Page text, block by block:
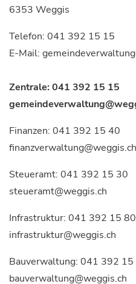
6353 Weggis
Telefon: 041 392 15 15
E-Mail:
Zentrale: 041 392 15 15
Finanzen: 041 392 15 40
finanzverwaltung@weggis.ch
Steueramt: 041 392 15 30
steueramt@weggis.ch
Infrastruktur: 041 392 15 80
infrastruktur@weggis.ch
Bauverwaltung: 041 392 15
bauverwaltung@weggis.ch